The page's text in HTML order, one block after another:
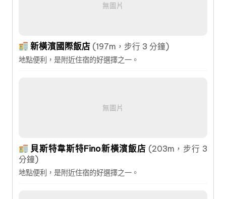
無圖片
新橫濱國際飯店 (197m，步行 3 分鐘)
地點便利，是附近住宿的好選擇之一。
無圖片
貝斯特韋斯特Fino新橫濱飯店 (203m，步行 3
分鐘)
地點便利，是附近住宿的好選擇之一。